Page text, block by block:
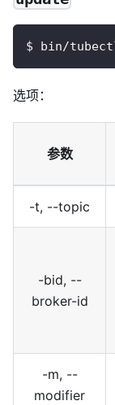
$ bin/
选项：
参数
-t, --topic
-bid, --
broker-id
-m, --
modifier